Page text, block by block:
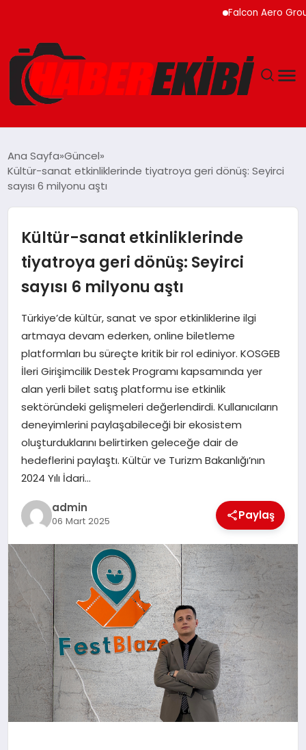
Falcon Aero Group,
GÜNCEL
MAGAZIN
SAĞLIK
SPOR
TEKNOLOJI
YAŞAM
Ana Sayfa Güncel
Kültür-sanat etkinliklerinde tiyatroya geri dönüş: Seyirci
sayısı 6 milyonu aştı
Kültür-sanat etkinliklerinde
tiyatroya geri dönüş: Seyirci
sayısı 6 milyonu aştı
Türkiye’de kültür, sanat ve spor etkinliklerine ilgi
artmaya devam ederken, online biletleme
platformları bu süreçte kritik bir rol ediniyor. KOSGEB
İleri Girişimcilik Destek Programı kapsamında yer
alan yerli bilet satış platformu ise etkinlik
sektöründeki gelişmeleri değerlendirdi. Kullanıcıların
deneyimlerini paylaşabileceği bir ekosistem
oluşturduklarını belirtirken geleceğe dair de
hedeflerini paylaştı. Kültür ve Turizm Bakanlığı’nın
2024 Yılı İdari…
admin
06 Mart 2025 Paylaş